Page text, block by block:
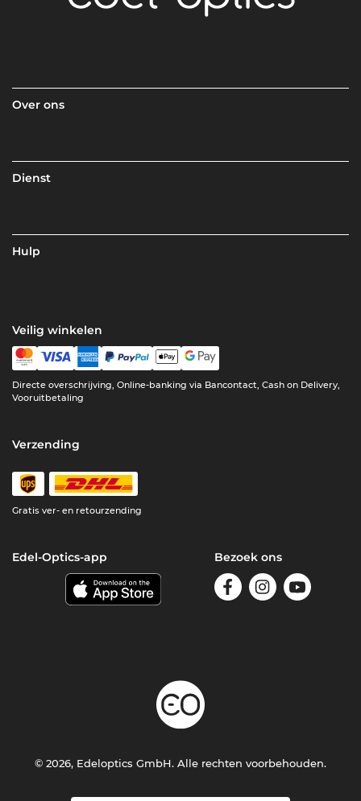
Over ons
Dienst
Hulp
Veilig winkelen
Directe overschrijving, Online-banking via Bancontact, Cash on Delivery,
Vooruitbetaling
Verzending
Gratis ver- en retourzending
Edel-Optics-app Bezoek ons
© 2026, Edeloptics GmbH. Alle rechten voorbehouden.